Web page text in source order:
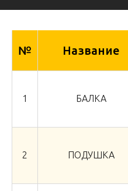
№ Название
1 БАЛКА
2 ПОДУШКА